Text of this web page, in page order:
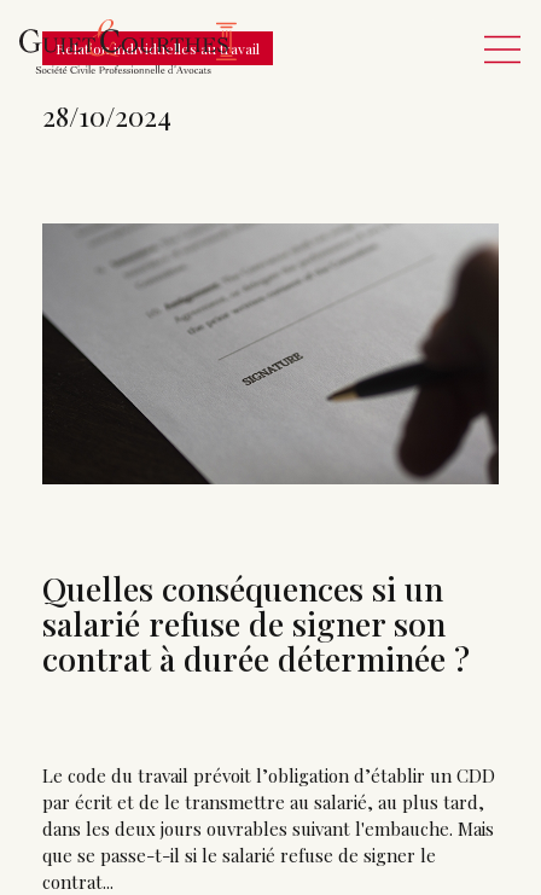
Quelles conséquences si un
salarié refuse de signer son
contrat à durée déterminée ?
28/10/2024
Relation individuelles au travail
Le code du travail prévoit l’obligation d’établir un CDD
par écrit et de le transmettre au salarié, au plus tard,
dans les deux jours ouvrables suivant l'embauche. Mais
que se passe-t-il si le salarié refuse de signer le
contrat...